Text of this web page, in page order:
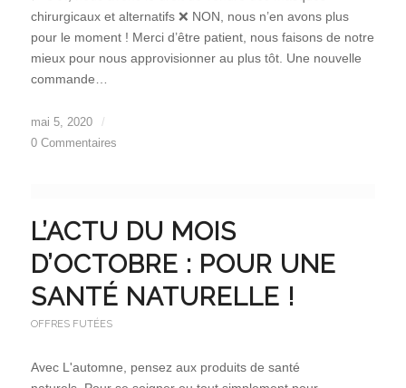
chirurgicaux et alternatifs ❌ NON, nous n’en avons plus
pour le moment ! Merci d’être patient, nous faisons de notre
mieux pour nous approvisionner au plus tôt. Une nouvelle
commande…
mai 5, 2020
/
0 Commentaires
L’ACTU DU MOIS
D’OCTOBRE : POUR UNE
SANTÉ NATURELLE !
OFFRES FUTÉES
Avec L'automne, pensez aux produits de santé